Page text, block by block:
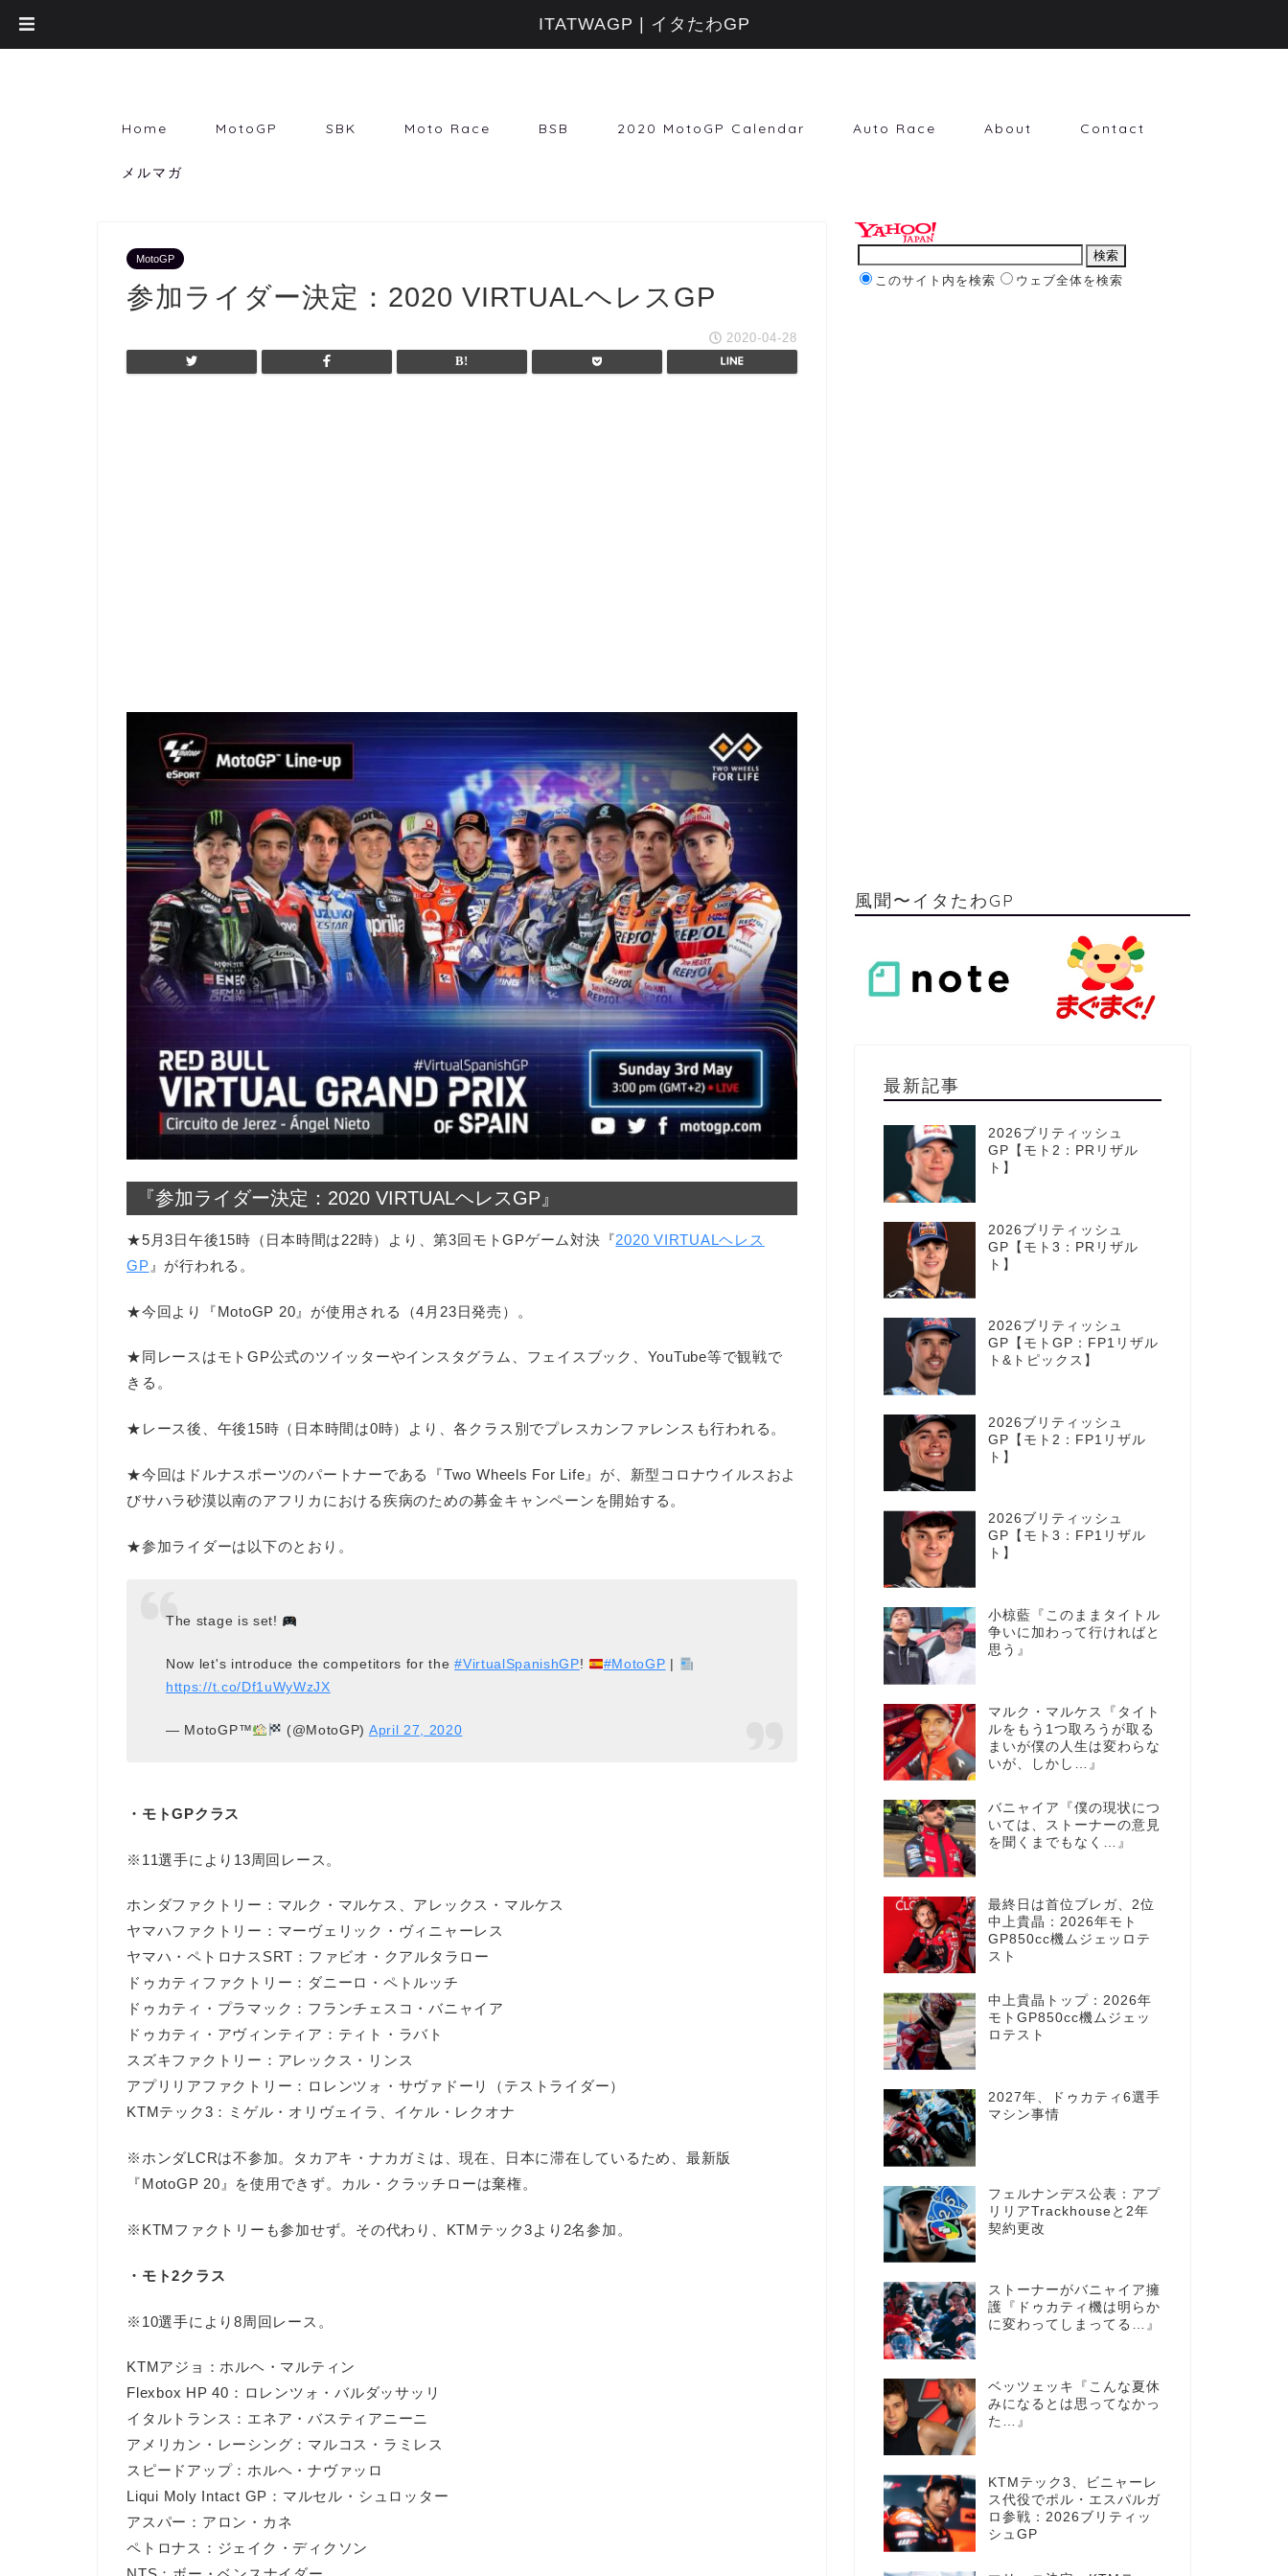
Home MotoGP SBK Moto Race BSB 2020 MotoGP Calendar Auto Race About Contact
メルマガ
MotoGP
参加ライダー決定：2020 VIRTUALヘレスGP
2020-04-28
『参加ライダー決定：2020 VIRTUALヘレスGP』
★5月3日午後15時（日本時間は22時）より、第3回モトGPゲーム対決『2020 VIRTUALヘレス
GP 』が行われる。
★今回より『MotoGP 20』が使用される（4月23日発売）。
★同レースはモトGP公式のツイッターやインスタグラム、フェイスブック、YouTube等で観戦で
きる。
★レース後、午後15時（日本時間は0時）より、各クラス別でプレスカンファレンスも行われる。
★今回はドルナスポーツのパートナーである『Two Wheels For Life』が、新型コロナウイルスおよ
びサハラ砂漠以南のアフリカにおける疾病のための募金キャンペーンを開始する。
★参加ライダーは以下のとおり。
The stage is set!
Now let's introduce the competitors for the#VirtualSpanishGP! #MotoGP
https://t.co/Df1uWyWzJX
— MotoGP™ (@MotoGP) April 27, 2020
・モトGPクラス
※11選手により13周回レース。
ホンダファクトリー：マルク・マルケス、アレックス・マルケス
ヤマハファクトリー：マーヴェリック・ヴィニャーレス
ヤマハ・ペトロナスSRT：ファビオ・クアルタラロー
ドゥカティファクトリー：ダニーロ・ペトルッチ
ドゥカティ・プラマック：フランチェスコ・バニャイア
ドゥカティ・アヴィンティア：ティト・ラバト
スズキファクトリー：アレックス・リンス
アプリリアファクトリー：ロレンツォ・サヴァドーリ（テストライダー）
KTMテック3：ミゲル・オリヴェイラ、イケル・レクオナ
※ホンダLCRは不参加。タカアキ・ナカガミは、現在、日本に滞在しているため、最新版
『MotoGP 20』を使用できず。カル・クラッチローは棄権。
※KTMファクトリーも参加せず。その代わり、KTMテック3より2名参加。
・モト2クラス
※10選手により8周回レース。
KTMアジョ：ホルヘ・マルティン
Flexbox HP 40：ロレンツォ・バルダッサッリ
イタルトランス：エネア・バスティアニーニ
アメリカン・レーシング：マルコス・ラミレス
スピードアップ：ホルヘ・ナヴァッロ
Liqui Moly Intact GP：マルセル・シュロッター
アスパー：アロン・カネ
ペトロナス：ジェイク・ディクソン
このサイト内を検索 ウェブ全体を検索
風聞〜イタたわGP
最新記事
2026ブリティッシュ
GP【モト2：PRリザル
ト】
2026ブリティッシュ
GP【モト3：PRリザル
ト】
2026ブリティッシュ
GP【モトGP：FP1リザル
ト&トピックス】
2026ブリティッシュ
GP【モト2：FP1リザル
ト】
2026ブリティッシュ
GP【モト3：FP1リザル
ト】
小椋藍『このままタイトル
争いに加わって行ければと
思う』
マルク・マルケス『タイト
ルをもう1つ取ろうが取る
まいが僕の人生は変わらな
いが、しかし…』
バニャイア『僕の現状につ
いては、ストーナーの意見
を聞くまでもなく…』
最終日は首位ブレガ、2位
中上貴晶：2026年モト
GP850cc機ムジェッロテ
スト
中上貴晶トップ：2026年
モトGP850cc機ムジェッ
ロテスト
2027年、ドゥカティ6選手
マシン事情
フェルナンデス公表：アプ
リリアTrackhouseと2年
契約更改
ストーナーがバニャイア擁
護『ドゥカティ機は明らか
に変わってしまってる…』
ベッツェッキ『こんな夏休
みになるとは思ってなかっ
た…』
KTMテック3、ビニャーレ
ス代役でポル・エスパルガ
ロ参戦：2026ブリティッ
シュGP
ITATWAGP | イタたわGP